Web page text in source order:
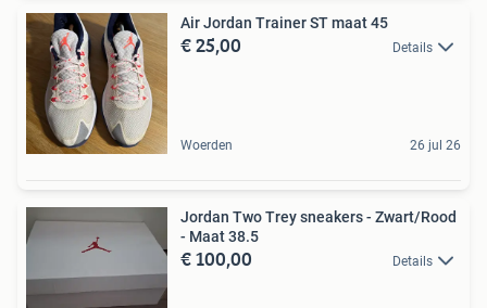
Air Jordan Trainer ST maat 45
€ 25,00 Details
Woerden 26 jul 26
Jordan Two Trey sneakers - Zwart/Rood
- Maat 38.5
€ 100,00 Details